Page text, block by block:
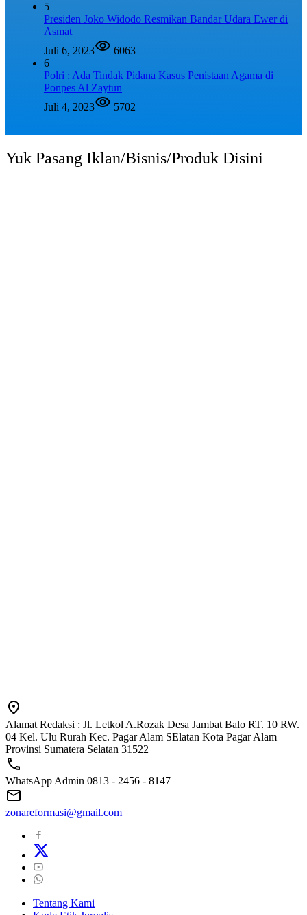
5
Presiden Joko Widodo Resmikan Bandar Udara Ewer di
Asmat
Juli 6, 2023
6063
6
Polri : Ada Tindak Pidana Kasus Penistaan Agama di
Ponpes Al Zaytun
Juli 4, 2023
5702
Yuk Pasang Iklan/Bisnis/Produk Disini
Alamat Redaksi : Jl. Letkol A.Rozak Desa Jambat Balo RT. 10 RW.
04 Kel. Ulu Rurah Kec. Pagar Alam SElatan Kota Pagar Alam
Provinsi Sumatera Selatan 31522
WhatsApp Admin 0813 - 2456 - 8147
zonareformasi@gmail.com
Tentang Kami